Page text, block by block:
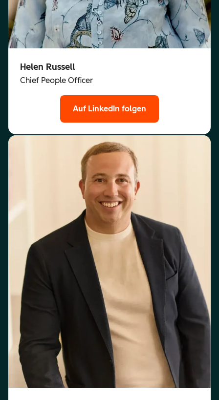
Helen Russell
Chief People Officer
Auf LinkedIn folgen